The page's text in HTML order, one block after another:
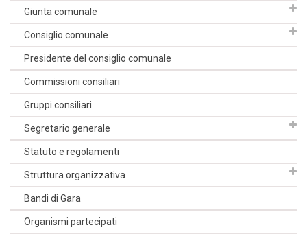
Giunta comunale
Consiglio comunale
Presidente del consiglio comunale
Commissioni consiliari
Gruppi consiliari
Segretario generale
Statuto e regolamenti
Struttura organizzativa
Bandi di Gara
Organismi partecipati